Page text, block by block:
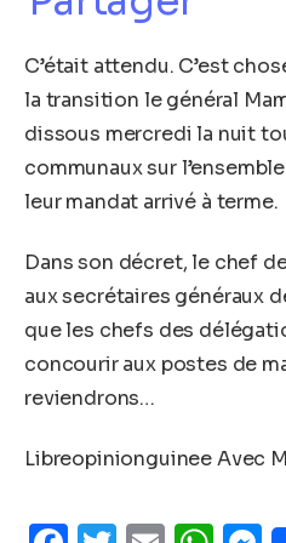
C’était attendu. C’est
la transition le général
dissous mercredi la nuit
communaux sur
leur mandat arrivé à terme.
Dans son décret, le chef
aux secrétaires généraux
que les chefs des
concourir aux postes de
reviendrons…
Libreopinionguinee Avec